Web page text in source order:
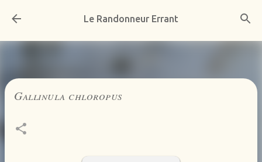
Accéder au contenu principal
Le Randonneur Errant
Gallinula chloropus